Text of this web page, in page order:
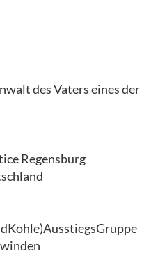
des Vaters eines der
Regensburg